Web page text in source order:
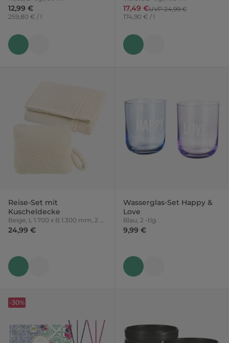
12,99 €
259,80 € / l
17,49 €UVP 24,99 €
174,90 € / l
Reise-Set mit
Kuscheldecke
Beige, L 1.700 x B 1.300 mm, 2 -
tlg.
24,99 €
Wasserglas-Set Happy &
Love
Blau, 2 -tlg.
9,99 €
-30%